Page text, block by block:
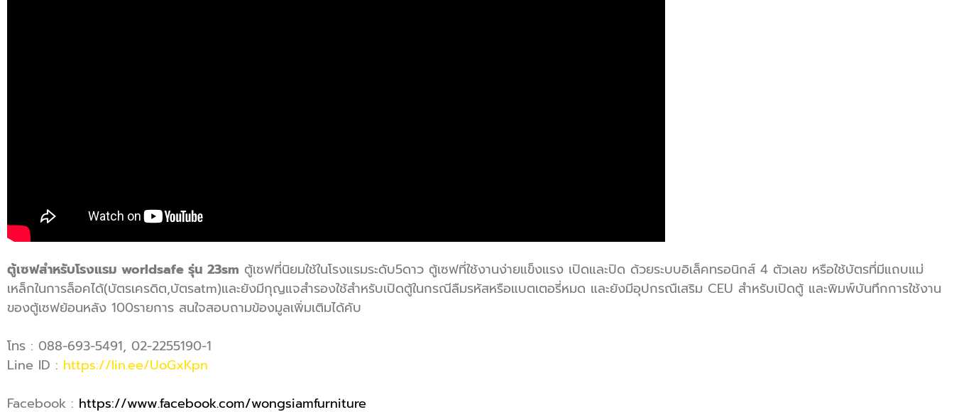
ตู้เซฟสำหรับโรงแรม worldsafe รุ่น 23sm ตู้เซฟที่นิยมใช้ในโรงแรมระดับ5ดาว ตู้เซฟที่ใช้งานง่ายแข็งแรง เปิดและปิด ด้วยระบบอิเล็คทรอนิกส์ 4 ตัวเลข หรือใช้บัตรที่มีแถบแม่
เหล็กในการล็อคได้(บัตรเครดิต,บัตรatm)และยังมีกุญแจสำรองใช้สำหรับเปิดตู้ในกรณีลืมรหัสหรือแบตเตอรี่หมด และยังมีอุปกรณืเสริม CEU สำหรับเปิดตู้ และพิมพ์บันทึกการใช้งาน
ของตู้เซฟย้อนหลัง 100รายการ สนใจสอบถามข้องมูลเพิ่มเติมได้คับ
โทร : 088-693-5491, 02-2255190-1
Line ID : https://lin.ee/UoGxKpn
Facebook : https://www.facebook.com/wongsiamfurniture